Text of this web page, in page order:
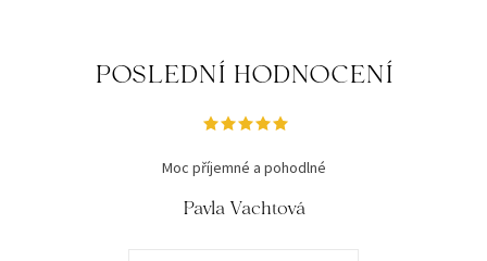
POSLEDNÍ HODNOCENÍ
Moc příjemné a pohodlné
Pavla Vachtová